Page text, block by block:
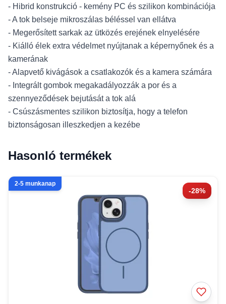
- Hibrid konstrukció - kemény PC és szilikon kombinációja
- A tok belseje mikroszálas béléssel van ellátva
- Megerősített sarkak az ütközés erejének elnyelésére
- Kiálló élek extra védelmet nyújtanak a képernyőnek és a
kamerának
- Alapvető kivágások a csatlakozók és a kamera számára
- Integrált gombok megakadályozzák a por és a
szennyeződések bejutását a tok alá
- Csúszásmentes szilikon biztosítja, hogy a telefon
biztonságosan illeszkedjen a kezébe
Hasonló termékek
-28%
2-5 munkanap